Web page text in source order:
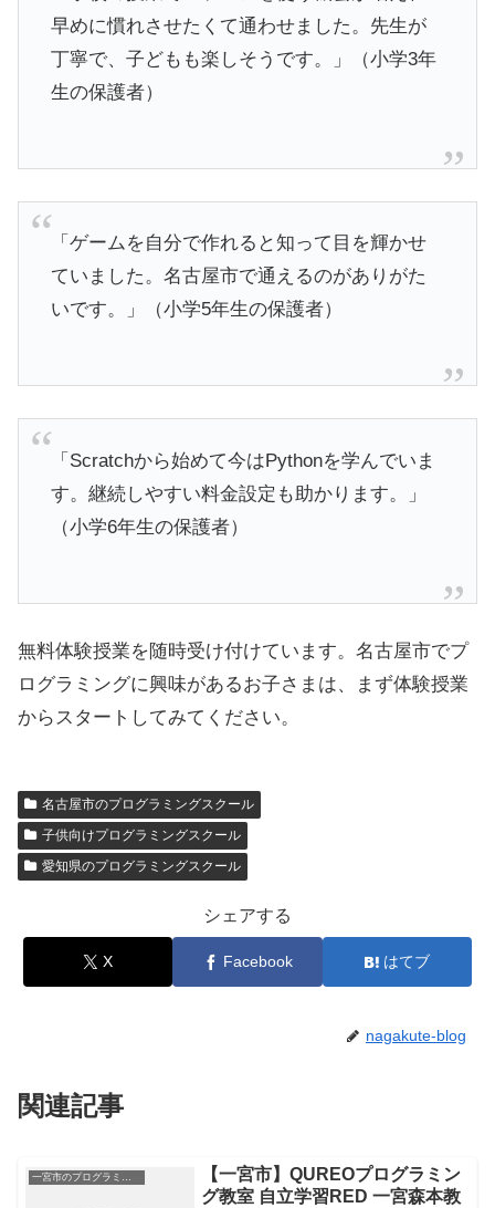
早めに慣れさせたくて通わせました。先生が
丁寧で、子どもも楽しそうです。」（小学3年
生の保護者）
「ゲームを自分で作れると知って目を輝かせ
ていました。名古屋市で通えるのがありがた
いです。」（小学5年生の保護者）
「Scratchから始めて今はPythonを学んでいま
す。継続しやすい料金設定も助かります。」
（小学6年生の保護者）
無料体験授業を随時受け付けています。名古屋市でプ
ログラミングに興味があるお子さまは、まず体験授業
からスタートしてみてください。
名古屋市のプログラミングスクール
子供向けプログラミングスクール
愛知県のプログラミングスクール
シェアする
X Facebook はてブ
nagakute-blog
関連記事
一宮市のプログラミングスクール
【一宮市】QUREOプログラミン
グ教室 自立学習RED 一宮森本教